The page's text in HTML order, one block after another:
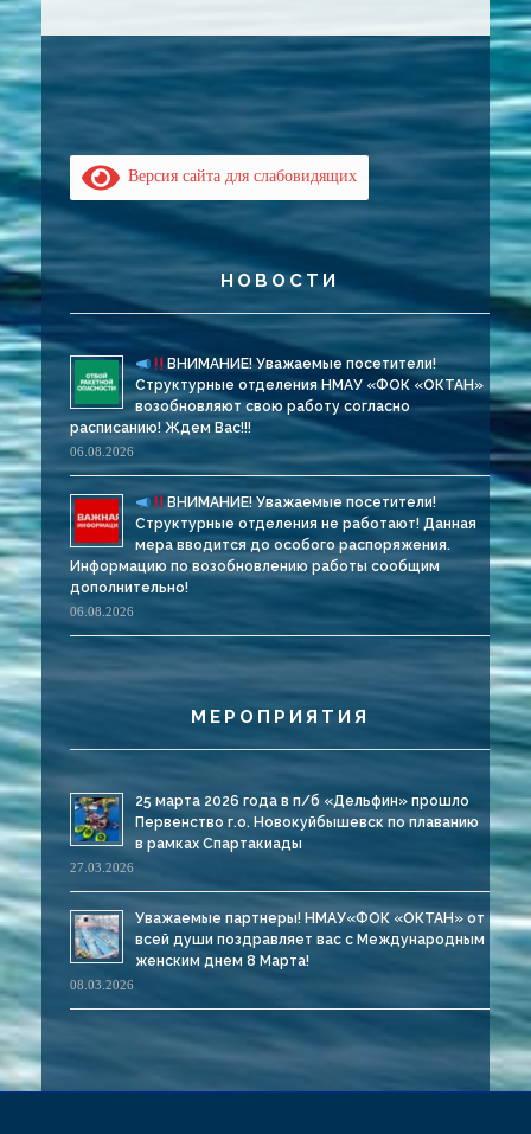
Версия сайта для слабовидящих
НОВОСТИ
ВНИМАНИЕ! Уважаемые посетители!
Структурные отделения НМАУ «ФОК «ОКТАН»
возобновляют свою работу согласно
расписанию! Ждем Вас!!!
06.08.2026
ВНИМАНИЕ! Уважаемые посетители!
Структурные отделения не работают! Данная
мера вводится до особого распоряжения.
Информацию по возобновлению работы сообщим
дополнительно!
06.08.2026
МЕРОПРИЯТИЯ
25 марта 2026 года в п/б «Дельфин» прошло
Первенство г.о. Новокуйбышевск по плаванию
в рамках Спартакиады
27.03.2026
Уважаемые партнеры! НМАУ«ФОК «ОКТАН» от
всей души поздравляет вас с Международным
женским днем 8 Марта!
08.03.2026